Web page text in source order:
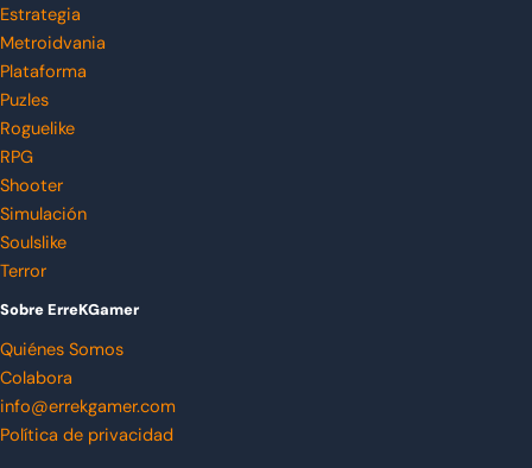
Estrategia
Metroidvania
Plataforma
Puzles
Roguelike
RPG
Shooter
Simulación
Soulslike
Terror
Sobre ErreKGamer
Quiénes Somos
Colabora
info@errekgamer.com
Política de privacidad